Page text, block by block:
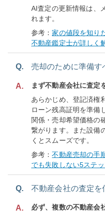
AI査定の更新情報は、
れます。
参考：家の値段を知り
不動産鑑定士が詳しく
Q. 売却のために準備す
A.
まず不動産会社に査定
あらかじめ、登記済権
ローン残高証明を準備
関係・売却希望価格の
繋がります。また設備
くとスムーズです。
参考：不動産売却の手
でも失敗しない5ステ
Q. 不動産会社の査定を
A.
必ず、複数の不動産会